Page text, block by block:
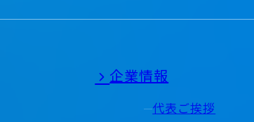
企業情報
代表ご挨拶